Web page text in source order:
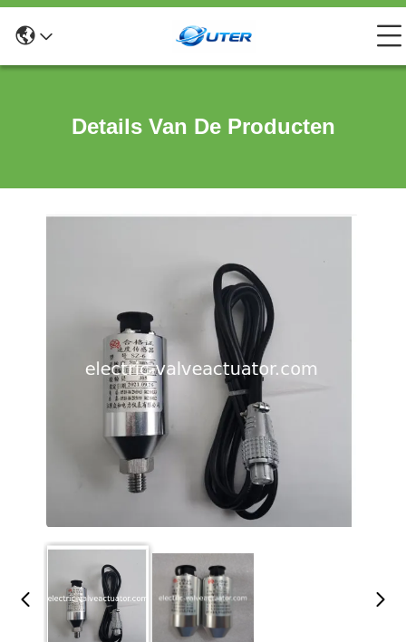
Details Van De Producten